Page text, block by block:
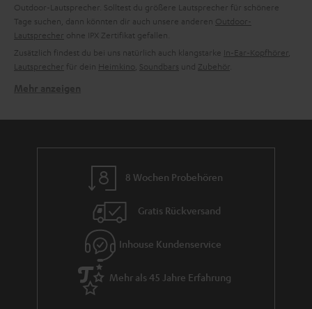
Outdoor-Lautsprecher. Solltest du größere Lautsprecher für schönere
Tage suchen, dann könnten dir auch unsere anderen Outdoor-
Lautsprecher ohne IPX Zertifikat gefallen.
Zusätzlich findest du bei uns natürlich auch klangstarke In-Ear-Kopfhörer
Lautsprecher für dein Heimkino Soundbars und Zubehör
Lautsprecher in vier verschiedenen Farben an.
Klanglich überzeugt dieser kompakte Bluetooth Lautsprecher mit zwei
strapazierfähigen Vollbereichstreibern und zwei passiven
Bassmembranen. Durch die integrierte Dynamore Software wird das
Stereo Panorama dieses Lautsprechers nochmals voller und Musik wird,
trotz der geringen Maße dieser kleinen Box, lebendig und detailgetreu
wiedergegeben. Bluetooth 5.0 mit aptX® für Musikstreaming in CD-
ähnlicher Qualität ist ebenso integriert wie ein Party-Modus. Mit diesem
können zwei Smartphones parallel mit der Box verbunden werden. Ein
zusätzlich eingebautes Mikrofon für Freihand-Telefonate oder Annahmen
8 Wochen Probehören
Gratis Rückversand
Inhouse Kundenservice
Mehr als 45 Jahre Erfahrung